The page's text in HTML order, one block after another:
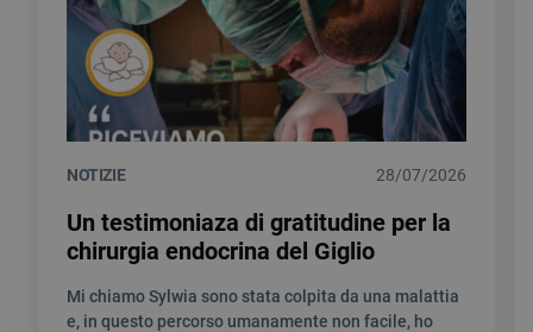
NOTIZIE 28/07/2026
Un testimoniaza di gratitudine per la
chirurgia endocrina del Giglio
Mi chiamo Sylwia sono stata colpita da una malattia
e, in questo percorso umanamente non facile, ho